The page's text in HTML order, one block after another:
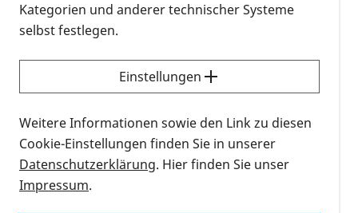
Flyer zur Netzhautsprechstunde in Daun an
16.30 Uhr
5 MB Download
Kategorien und anderer technischer Systeme
selbst festlegen.
Einstellungen
Weitere Informationen sowie den Link zu diesen
Cookie-Einstellungen finden Sie in unserer
Datenschutzerklärung. Hier finden Sie unser
Impressum.